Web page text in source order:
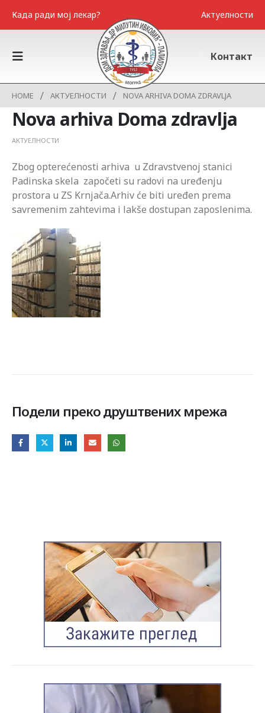
Када ради мој лекар? Актуелности
Контакт
HOME АКТУЕЛНОСТИ NOVA ARHIVA DOMA ZDRAVLJA
Nova arhiva Doma zdravlja
АКТУЕЛНОСТИ
Zbog opterećenosti arhiva u Zdravstvenoj stanici
Padinska skela započeti su radovi na uređenju
prostora u ZS Krnjača.Arhiv će biti uređen prema
savremenim zahtevima i lakše dostupan zaposlenima.
Подели преко друштвених мрежа